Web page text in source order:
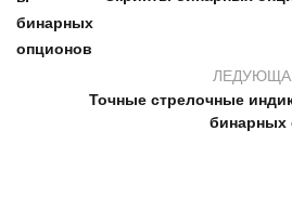
Точные стрелочные
бинарных